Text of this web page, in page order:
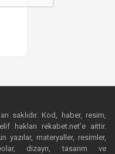
saklıdır. Kod, haber, resim,
hakları rekabet.net’e aittir.
yazılar, materyaller, resimler,
dizayn, tasarım ve